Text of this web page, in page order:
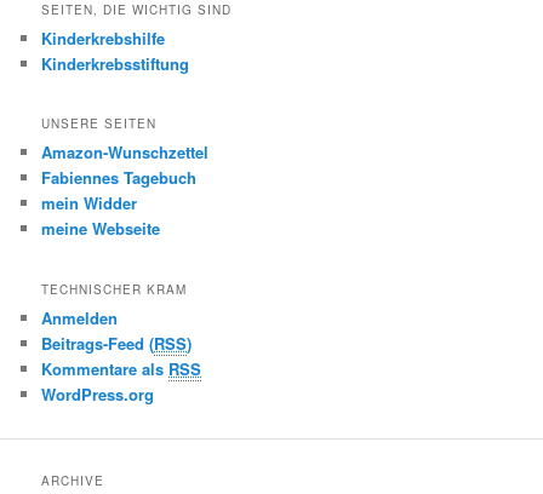
SEITEN, DIE WICHTIG SIND
Kinderkrebshilfe
Kinderkrebsstiftung
UNSERE SEITEN
Amazon-Wunschzettel
Fabiennes Tagebuch
mein Widder
meine Webseite
TECHNISCHER KRAM
Anmelden
Beitrags-Feed (RSS)
Kommentare als RSS
WordPress.org
ARCHIVE